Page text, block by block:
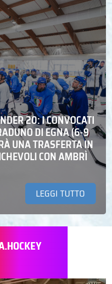
20: I CONVOCATI
DI EGNA (6-9
UNA TRASFERTA IN
CON AMBRÌ
LEGGI TUTTO